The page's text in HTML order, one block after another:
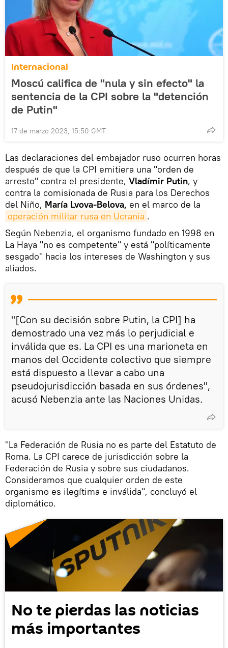
Internacional
Moscú califica de "nula y sin efecto" la
sentencia de la CPI sobre la "detención
de Putin"
17 de marzo 2023, 15:50 GMT
Las declaraciones del embajador ruso ocurren horas
después de que la CPI emitiera una "orden de
arresto" contra el presidente, Vladímir Putin, y
contra la comisionada de Rusia para los Derechos
del Niño, María Lvova-Belova, en el marco de la
operación militar rusa en Ucrania .
Según Nebenzia, el organismo fundado en 1998 en
La Haya "no es competente" y está "políticamente
sesgado" hacia los intereses de Washington y sus
aliados.
"[Con su decisión sobre Putin, la CPI] ha
demostrado una vez más lo perjudicial e
inválida que es. La CPI es una marioneta en
manos del Occidente colectivo que siempre
está dispuesto a llevar a cabo una
pseudojurisdicción basada en sus órdenes",
acusó Nebenzia ante las Naciones Unidas.
"La Federación de Rusia no es parte del Estatuto de
Roma. La CPI carece de jurisdicción sobre la
Federación de Rusia y sobre sus ciudadanos.
Consideramos que cualquier orden de este
organismo es ilegítima e inválida", concluyó el
diplomático.
No te pierdas las noticias
más importantes